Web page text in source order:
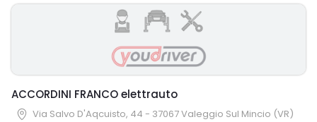
ACCORDINI FRANCO elettrauto
Via Salvo D'Aqcuisto, 44 - 37067 Valeggio Sul Mincio (VR)